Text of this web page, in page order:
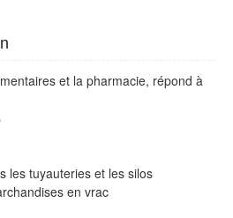
et la pharmacie, répond à
les tuyauteries et les silos
en vrac